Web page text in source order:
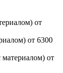
от
от 6300
от